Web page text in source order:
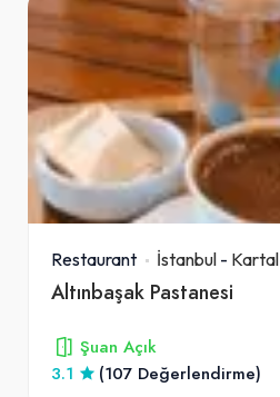
Restaurant İstanbul - Kartal
Altınbaşak Pastanesi
Şuan Açık
3.1
(107 Değerlendirme)